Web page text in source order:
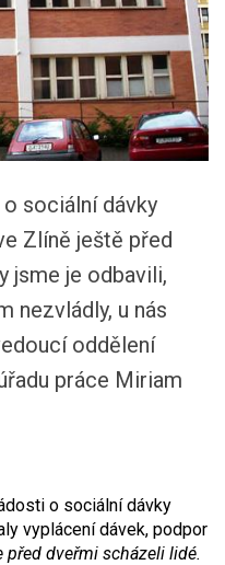
sociální dávky
Zlíně ještě před
jsme je odbavili,
nezvládly, u nás
oddělení
práce Miriam
o sociální dávky
vyplácení dávek, podpor
před dveřmi scházeli lidé.